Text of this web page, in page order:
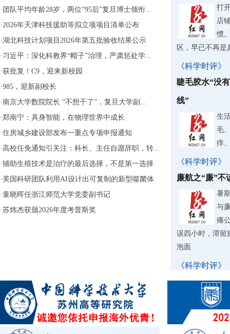
· 团队平均年龄28岁，两位“95后”复旦博士领衔...
·2026年天津科技援助等拟立项项目清单公布
·湖北科技计划项目2026年第五批验收结果公示
· 习近平：深化科教界“帽子”治理，严肃惩处学...
·获批复！C9，迎来新校园
·985，迎新副校长
·南京大学数院院长 “不想干了”，复旦大学副...
·郑南宁：具身智能，在物理世界中成长
·住房城乡建设部发布一重点专项申报通知
· 高校任免通知引关注：科长、主任自愿辞职，转...
·辅助生殖技术是治疗的最后选择，不是第一选择
· 美国科研团队利用AI设计出可复制的新型噬菌体
·童晓晖任浙江师范大学党委副书记
·苏炜杰获颁2026年度考普斯奖
打
店
惯
区，早已不再
《科学时评》
睫毛胶水“没
线”
生
毛
痒
《科学时评》
廉航之“廉”不
暑
与
痛
误四小时，滞留
泡面
《科学时评》
网红民宿照如
做成骗局？
据
闻